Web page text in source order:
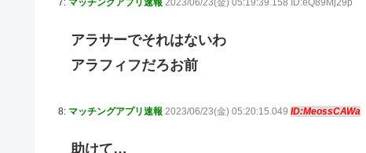
アラサーでそれはないわ
アラフィフだろお前
8: マッチングアプリ速報 2023/06/23(金) 05:20:15.049 ID:MeossCAWa
助けて…